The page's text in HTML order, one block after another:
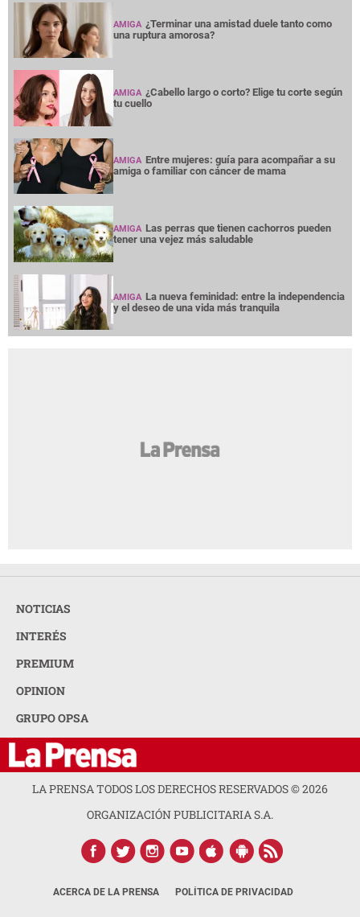
AMIGA ¿Terminar una amistad duele tanto como
una ruptura amorosa?
AMIGA ¿Cabello largo o corto? Elige tu corte según
tu cuello
AMIGA Entre mujeres: guía para acompañar a su
amiga o familiar con cáncer de mama
AMIGA Las perras que tienen cachorros pueden
tener una vejez más saludable
AMIGA La nueva feminidad: entre la independencia
y el deseo de una vida más tranquila
NOTICIAS
INTERÉS
PREMIUM
OPINION
GRUPO OPSA
LA PRENSA TODOS LOS DERECHOS RESERVADOS ©2026
ORGANIZACIÓN PUBLICITARIA S.A.
ACERCA DE LA PRENSA POLÍTICA DE PRIVACIDAD